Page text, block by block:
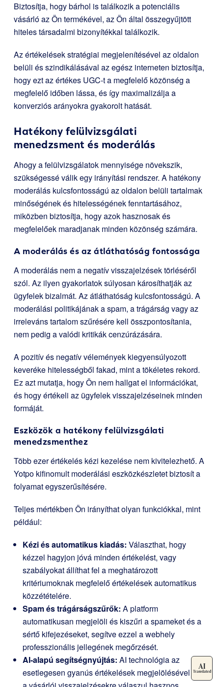
Biztosítja, hogy bárhol is találkozik a potenciális
vásárló az Ön termékével, az Ön által összegyűjtött
hiteles társadalmi bizonyítékkal találkozik.
Az értékelések stratégiai megjelenítésével az oldalon
belüli és szindikálásával az egész interneten biztosítja,
hogy ezt az értékes UGC-t a megfelelő közönség a
megfelelő időben lássa, és így maximalizálja a
konverziós arányokra gyakorolt hatását.
Hatékony felülvizsgálati
menedzsment és moderálás
Ahogy a felülvizsgálatok mennyisége növekszik,
szükségessé válik egy irányítási rendszer. A hatékony
moderálás kulcsfontosságú az oldalon belüli tartalmak
minőségének és hitelességének fenntartásához,
miközben biztosítja, hogy azok hasznosak és
megfelelőek maradjanak minden közönség számára.
A moderálás és az átláthatóság fontossága
A moderálás nem a negatív visszajelzések törléséről
szól. Az ilyen gyakorlatok súlyosan károsíthatják az
ügyfelek bizalmát. Az átláthatóság kulcsfontosságú. A
moderálási politikájának a spam, a trágárság vagy az
irreleváns tartalom szűrésére kell összpontosítania,
nem pedig a valódi kritikák cenzúrázására.
A pozitív és negatív vélemények kiegyensúlyozott
keveréke hitelességből fakad, mint a tökéletes rekord.
Ez azt mutatja, hogy Ön nem hallgat el információkat,
és hogy értékeli az ügyfelek visszajelzéseinek minden
formáját.
Eszközök a hatékony felülvizsgálati
menedzsmenthez
Több ezer értékelés kézi kezelése nem kivitelezhető. A
Yotpo kifinomult moderálási eszközkészletet biztosít a
folyamat egyszerűsítésére.
Teljes mértékben Ön irányíthat olyan funkciókkal, mint
például:
Kézi és automatikus kiadás: Választhat, hogy
kézzel hagyjon jóvá minden értékelést, vagy
szabályokat állíthat fel a meghatározott
kritériumoknak megfelelő értékelések automatikus
közzétételére.
Spam és trágárságszűrők: A platform
automatikusan megjelöli és kiszűri a spameket és a
sértő kifejezéseket, segítve ezzel a webhely
professzionális jellegének megőrzését.
AI-alapú segítségnyújtás: AI technológia az
esetlegesen gyanús értékelések megjelölésével és